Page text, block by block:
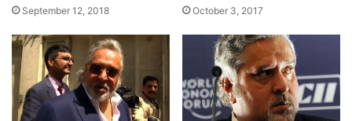
September 12, 2018 October 3, 2017